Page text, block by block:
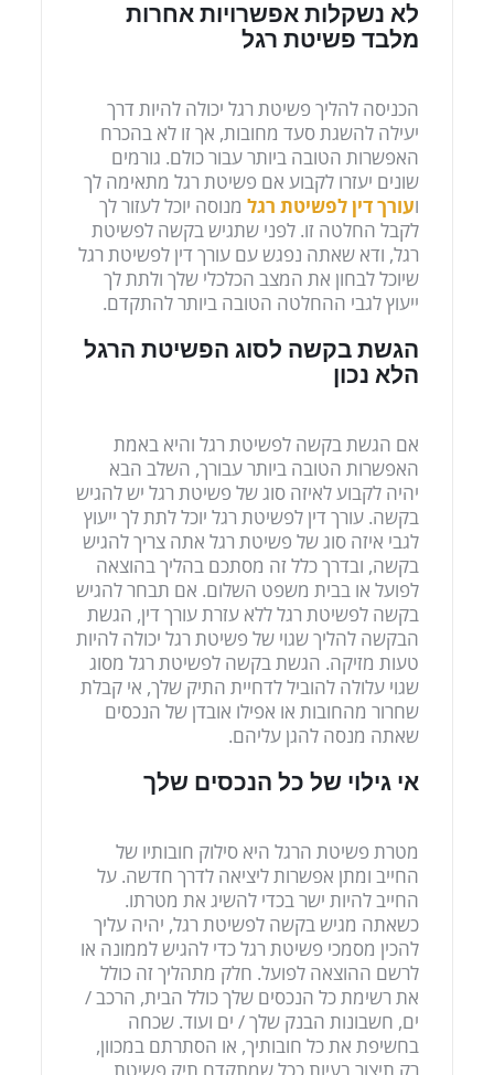
לא נשקלות אפשרויות אחרות
מלבד פשיטת רגל
הכניסה להליך פשיטת רגל יכולה להיות דרך
יעילה להשגת סעד מחובות, אך זו לא בהכרח
האפשרות הטובה ביותר עבור כולם. גורמים
שונים יעזרו לקבוע אם פשיטת רגל מתאימה לך
ועורך דין לפשיטת רגל מנוסה יוכל לעזור לך
לקבל החלטה זו. לפני שתגיש בקשה לפשיטת
רגל, ודא שאתה נפגש עם עורך דין לפשיטת רגל
שיוכל לבחון את המצב הכלכלי שלך ולתת לך
ייעוץ לגבי ההחלטה הטובה ביותר להתקדם.
הגשת בקשה לסוג הפשיטת הרגל
הלא נכון
אם הגשת בקשה לפשיטת רגל והיא באמת
האפשרות הטובה ביותר עבורך, השלב הבא
יהיה לקבוע לאיזה סוג של פשיטת רגל יש להגיש
בקשה. עורך דין לפשיטת רגל יוכל לתת לך ייעוץ
לגבי איזה סוג של פשיטת רגל אתה צריך להגיש
בקשה, ובדרך כלל זה מסתכם בהליך בהוצאה
לפועל או בבית משפט השלום. אם תבחר להגיש
בקשה לפשיטת רגל ללא עזרת עורך דין, הגשת
הבקשה להליך שגוי של פשיטת רגל יכולה להיות
טעות מזיקה. הגשת בקשה לפשיטת רגל מסוג
שגוי עלולה להוביל לדחיית התיק שלך, אי קבלת
שחרור מהחובות או אפילו אובדן של הנכסים
שאתה מנסה להגן עליהם.
אי גילוי של כל הנכסים שלך
מטרת פשיטת הרגל היא סילוק חובותיו של
החייב ומתן אפשרות ליציאה לדרך חדשה. על
החייב להיות ישר בכדי להשיג את מטרתו.
כשאתה מגיש בקשה לפשיטת רגל, יהיה עליך
להכין מסמכי פשיטת רגל כדי להגיש לממונה או
לרשם ההוצאה לפועל. חלק מתהליך זה כולל
את רשימת כל הנכסים שלך כולל הבית, הרכב /
ים, חשבונות הבנק שלך / ים ועוד. שכחה
בחשיפת את כל חובותיך, או הסתרתם במכוון,